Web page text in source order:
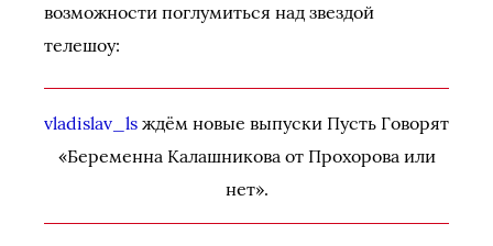
возможности поглумиться над звездой
телешоу:
vladislav_ls ждём новые выпуски Пусть Говорят
«Беременна Калашникова от Прохорова или
нет».